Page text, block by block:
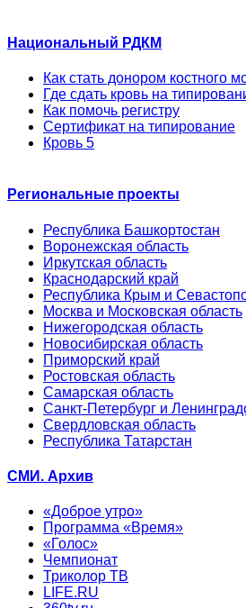
Национальный РДКМ
Как стать донором костного
Где сдать кровь на
Как помочь регистру
Сертификат на типирование
Кровь 5
Региональные проекты
Республика Башкортостан
Воронежская область
Иркутская область
Краснодарский край
Республика Крым и
Москва и Московская область
Нижегородская область
Новосибирская область
Приморский край
Ростовская область
Самарская область
Санкт-Петербург и
Свердловская область
Республика Татарстан
СМИ. Архив
«Доброе утро»
Программа «Время»
«Голос»
Чемпионат
Триколор ТВ
LIFE.RU